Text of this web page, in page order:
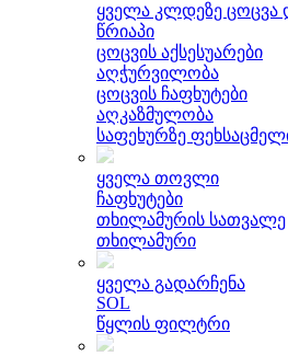
ყველა კლდეზე ცოცვა
წრიაპი
ცოცვის აქსესუარები
აღჭურვილობა
ცოცვის ჩაფხუტები
აღკაზმულობა
საფეხურზე
ყველა თოვლი
ჩაფხუტები
თხილამურის სათვალე
თხილამური
ყველა გადარჩენა
SOL
წყლის ფილტრი